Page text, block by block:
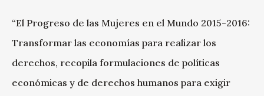
“El Progreso de las Mujeres en el Mundo 2015-2016:
Transformar las economías para realizar los
derechos, recopila formulaciones de políticas
económicas y de derechos humanos para exigir